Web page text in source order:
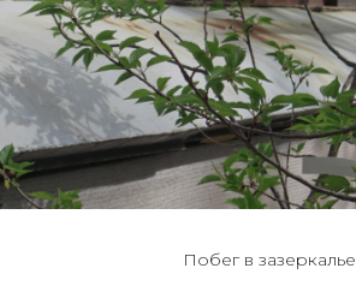
Побег в зазеркалье